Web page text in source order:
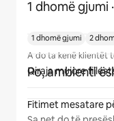
1 dhomë gjumi
A do ta kenë klientët
Po, ambienti
1 dhomë gjumi 2
Qiraja mujore
Fitimet mesatare